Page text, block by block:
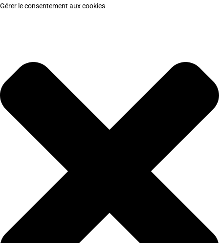
Gérer le consentement aux cookies